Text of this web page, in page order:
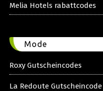
Melia Hotels rabattcodes
Mode
Roxy Gutscheincodes
La Redoute Gutscheincode